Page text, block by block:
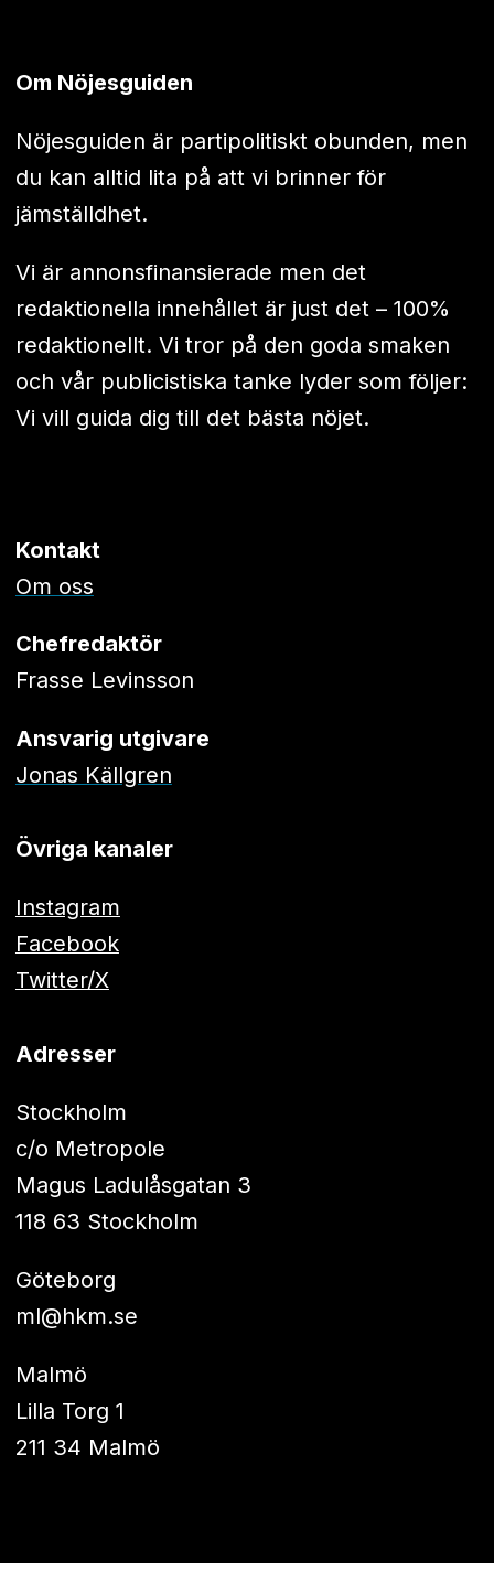
Om Nöjesguiden
Nöjesguiden är partipolitiskt obunden, men
du kan alltid lita på att vi brinner för
jämställdhet.
Vi är annonsfinansierade men det
redaktionella innehållet är just det – 100%
redaktionellt. Vi tror på den goda smaken
och vår publicistiska tanke lyder som följer:
Vi vill guida dig till det bästa nöjet.
Kontakt
Om oss
Chefredaktör
Frasse Levinsson
Ansvarig utgivare
Jonas Källgren
Övriga kanaler
Instagram
Facebook
Twitter/X
Adresser
Stockholm
c/o Metropole
Magus Ladulåsgatan 3
118 63 Stockholm
Göteborg
ml@hkm.se
Malmö
Lilla Torg 1
211 34 Malmö